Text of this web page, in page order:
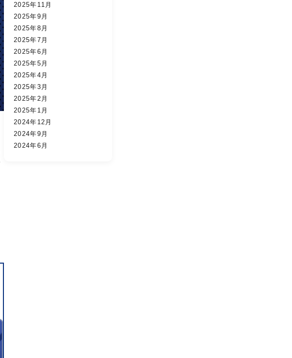
2025年11月
2025年9月
2025年8月
2025年7月
2025年6月
2025年5月
2025年4月
2025年3月
2025年2月
2025年1月
2024年12月
2024年9月
2024年6月